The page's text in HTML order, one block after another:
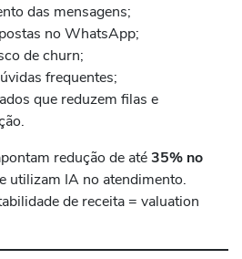
das mensagens;
no WhatsApp;
de churn;
frequentes;
que reduzem filas e
redução de até35% no
utilizam IA no atendimento.
de receita = valuation